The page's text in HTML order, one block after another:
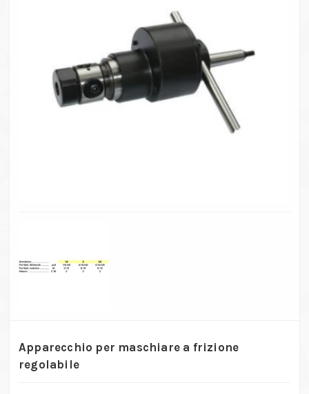
Apparecchio per maschiare a frizione
regolabile